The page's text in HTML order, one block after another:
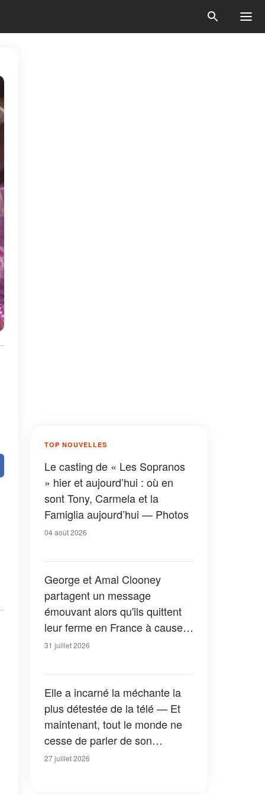
TOP NOUVELLES
Le casting de « Les Sopranos
» hier et aujourd’hui : où en
sont Tony, Carmela et la
Famiglia aujourd’hui — Photos
04 août 2026
George et Amal Clooney
partagent un message
émouvant alors qu'ils quittent
leur ferme en France à cause
des feux de forêt — Tous les
31 juillet 2026
Elle a incarné la méchante la
plus détestée de la télé — Et
maintenant, tout le monde ne
cesse de parler de son
apparition dans la nouvelle
27 juillet 2026